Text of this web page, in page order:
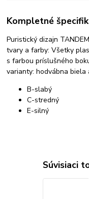
Kompletné
Puristický dizajn
tvary a farby: Všetky
s farbou príslušného
varianty: hodvábna biela
B-slabý
C-stredný
E-silný
Súvisiaci